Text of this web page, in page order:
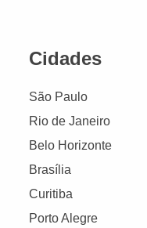
Cidades
São Paulo
Rio de Janeiro
Belo Horizonte
Brasília
Curitiba
Porto Alegre